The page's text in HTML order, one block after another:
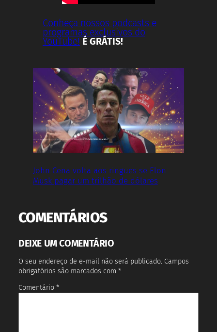
Conheça nossos podcasts e
programas exclusivos do
YouTube! É GRÁTIS!
John Cena volta aos ringues se Elon
Musk pagar um trilhão de dólares
COMENTÁRIOS
DEIXE UM COMENTÁRIO
O seu endereço de e-mail não será publicado. Campos
obrigatórios são marcados com *
Comentário *